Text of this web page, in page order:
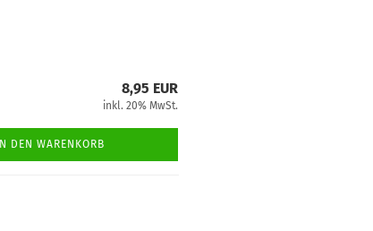
8,95 EUR
inkl. 20% MwSt.
IN DEN WARENKORB